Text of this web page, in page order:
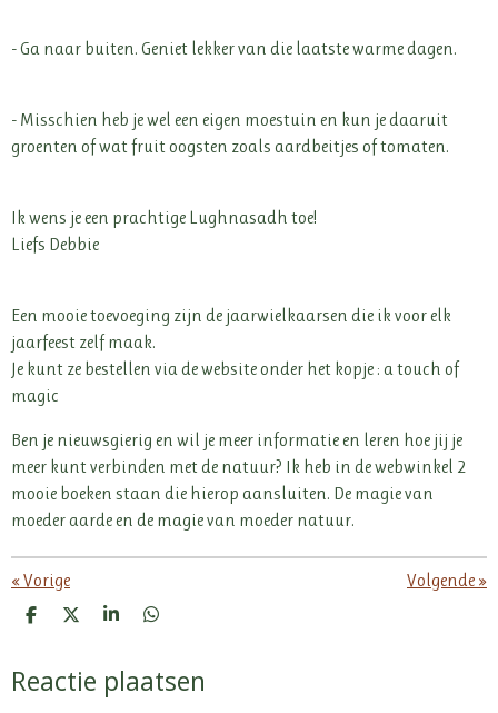
- Ga naar buiten. Geniet lekker van die laatste warme dagen.
- Misschien heb je wel een eigen moestuin en kun je daaruit
groenten of wat fruit oogsten zoals aardbeitjes of tomaten.
Ik wens je een prachtige Lughnasadh toe!
Liefs Debbie
Een mooie toevoeging zijn de jaarwielkaarsen die ik voor elk
jaarfeest zelf maak.
Je kunt ze bestellen via de website onder het kopje : a touch of
magic
Ben je nieuwsgierig en wil je meer informatie en leren hoe jij je
meer kunt verbinden met de natuur? Ik heb in de webwinkel 2
mooie boeken staan die hierop aansluiten. De magie van
moeder aarde en de magie van moeder natuur.
«Vorige Volgende »
D
e
n
D
l
S
r
e
D
e
n
Reactie plaatsen